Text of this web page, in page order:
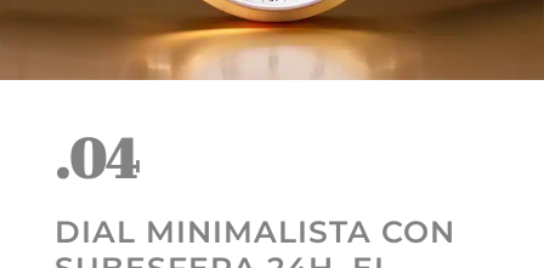
.04
DIAL MINIMALISTA CON